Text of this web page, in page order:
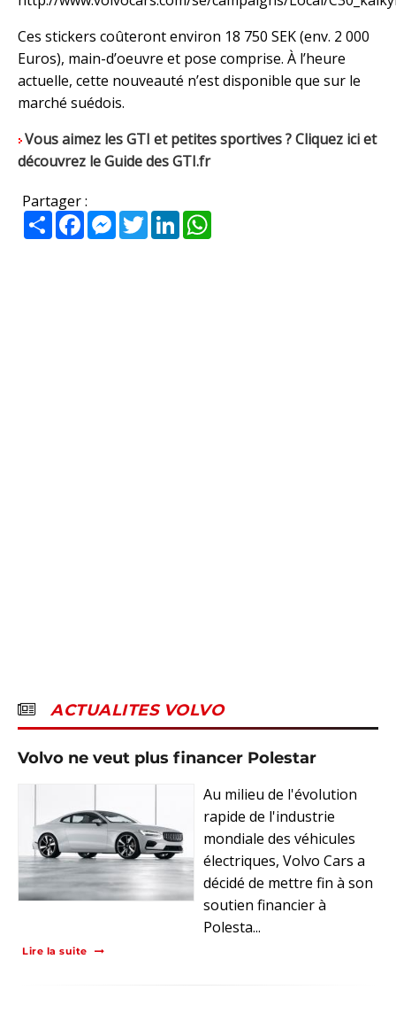
Ces stickers coûteront environ 18 750 SEK (env. 2 000
Euros), main-d’oeuvre et pose comprise. À l’heure
actuelle, cette nouveauté n’est disponible que sur le
marché suédois.
Vous aimez les GTI et petites sportives ? Cliquez ici et
découvrez le Guide des GTI.fr
Partager :
PartagerFacebookMessenger
TwitterLinkedIn
ACTUALITES VOLVO
Volvo ne veut plus financer Polestar
Au milieu de l'évolution
rapide de l'industrie
mondiale des véhicules
électriques, Volvo Cars a
décidé de mettre fin à son
soutien financier à
Polesta...
Lire la suite